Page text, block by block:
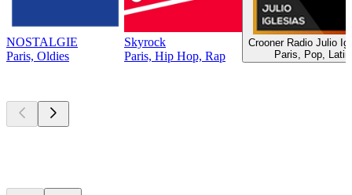
NOSTALGIE
Paris, Oldies
Skyrock
Paris, Hip Hop, Rap
Crooner Radio Julio
Paris, Pop, Latin